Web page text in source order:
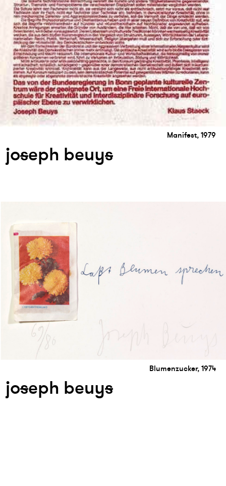
Manifest, 1979
joseph beuys
Blumenzucker, 1974
joseph beuys